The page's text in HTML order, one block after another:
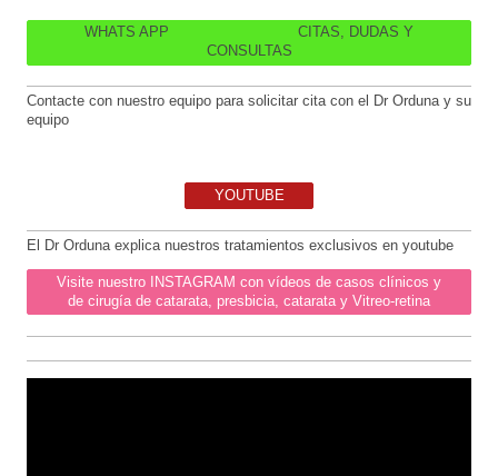
WHATS APP CITAS, DUDAS Y
CONSULTAS
Contacte con nuestro equipo para solicitar cita con el Dr Orduna y su
equipo
YOUTUBE
El Dr Orduna explica nuestros tratamientos exclusivos en youtube
Visite nuestro INSTAGRAM con vídeos de casos clínicos y
de cirugía de catarata, presbicia, catarata y Vitreo-retina